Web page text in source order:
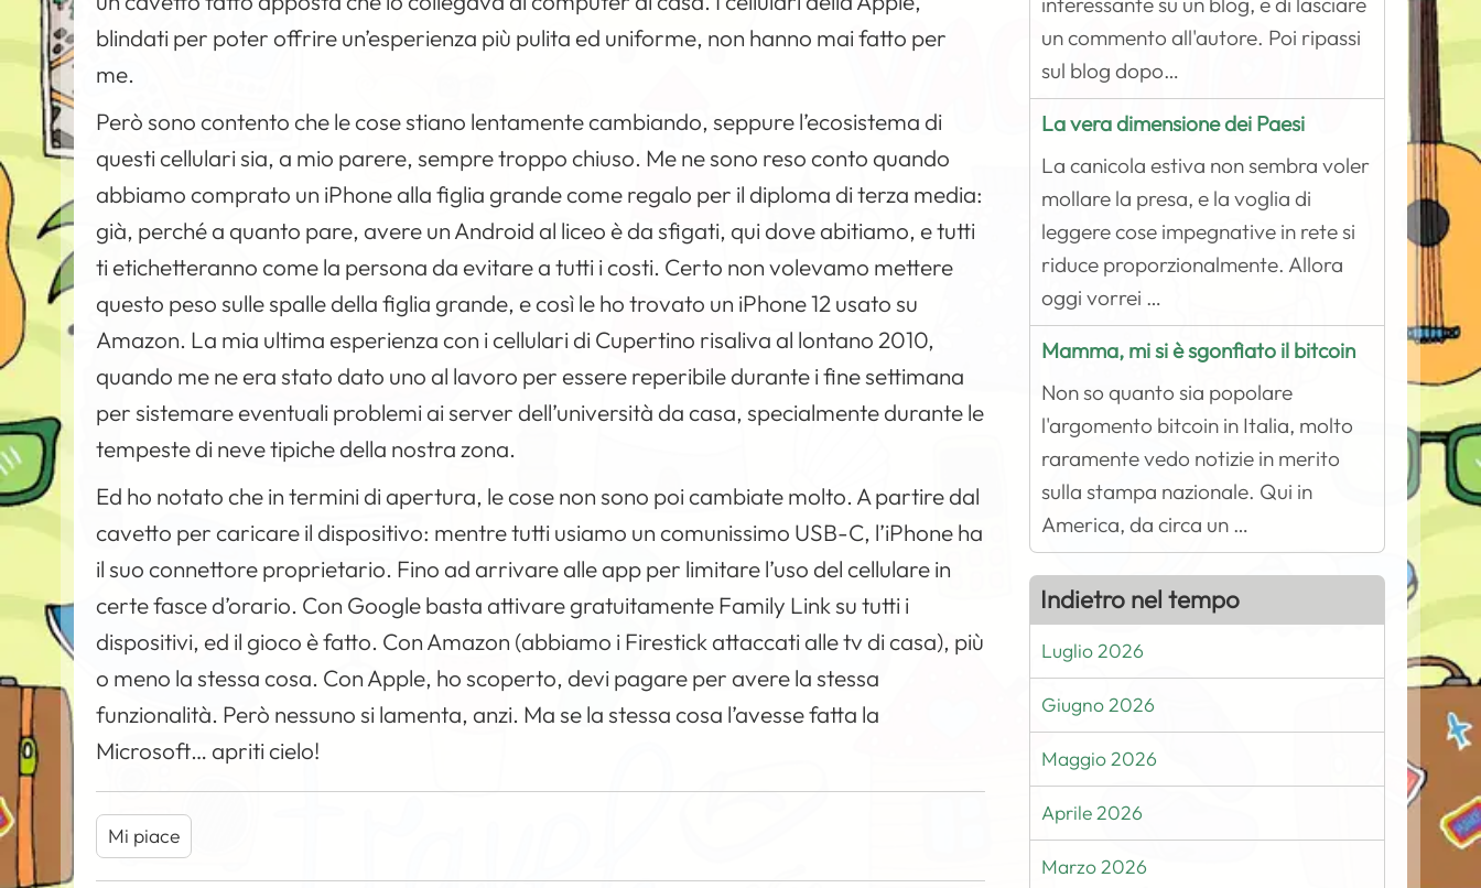
blindati per poter offrire un’esperienza più pulita ed uniforme, non hanno mai fatto per
me.
Però sono contento che le cose stiano lentamente cambiando, seppure l’ecosistema di
questi cellulari sia, a mio parere, sempre troppo chiuso. Me ne sono reso conto quando
abbiamo comprato un iPhone alla figlia grande come regalo per il diploma di terza media:
già, perché a quanto pare, avere un Android al liceo è da sfigati, qui dove abitiamo, e tutti
ti etichetteranno come la persona da evitare a tutti i costi. Certo non volevamo mettere
questo peso sulle spalle della figlia grande, e così le ho trovato un iPhone 12 usato su
Amazon. La mia ultima esperienza con i cellulari di Cupertino risaliva al lontano 2010,
quando me ne era stato dato uno al lavoro per essere reperibile durante i fine settimana
per sistemare eventuali problemi ai server dell’università da casa, specialmente durante le
tempeste di neve tipiche della nostra zona.
Ed ho notato che in termini di apertura, le cose non sono poi cambiate molto. A partire dal
cavetto per caricare il dispositivo: mentre tutti usiamo un comunissimo USB-C, l’iPhone ha
il suo connettore proprietario. Fino ad arrivare alle app per limitare l’uso del cellulare in
certe fasce d’orario. Con Google basta attivare gratuitamente Family Link su tutti i
dispositivi, ed il gioco è fatto. Con Amazon (abbiamo i Firestick attaccati alle tv di casa), più
o meno la stessa cosa. Con Apple, ho scoperto, devi pagare per avere la stessa
funzionalità. Però nessuno si lamenta, anzi. Ma se la stessa cosa l’avesse fatta la
Microsoft… apriti cielo!
Mi piace
un commento all'autore. Poi ripassi
sul blog dopo…
La vera dimensione dei Paesi
La canicola estiva non sembra voler
mollare la presa, e la voglia di
leggere cose impegnative in rete si
riduce proporzionalmente. Allora
oggi vorrei …
Mamma, mi si è sgonfiato il bitcoin
Non so quanto sia popolare
l'argomento bitcoin in Italia, molto
raramente vedo notizie in merito
sulla stampa nazionale. Qui in
America, da circa un …
Indietro nel tempo
Luglio 2026
Giugno 2026
Maggio 2026
Aprile 2026
Marzo 2026